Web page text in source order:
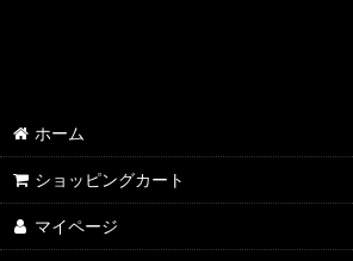
ホーム
ショッピングカート
マイページ